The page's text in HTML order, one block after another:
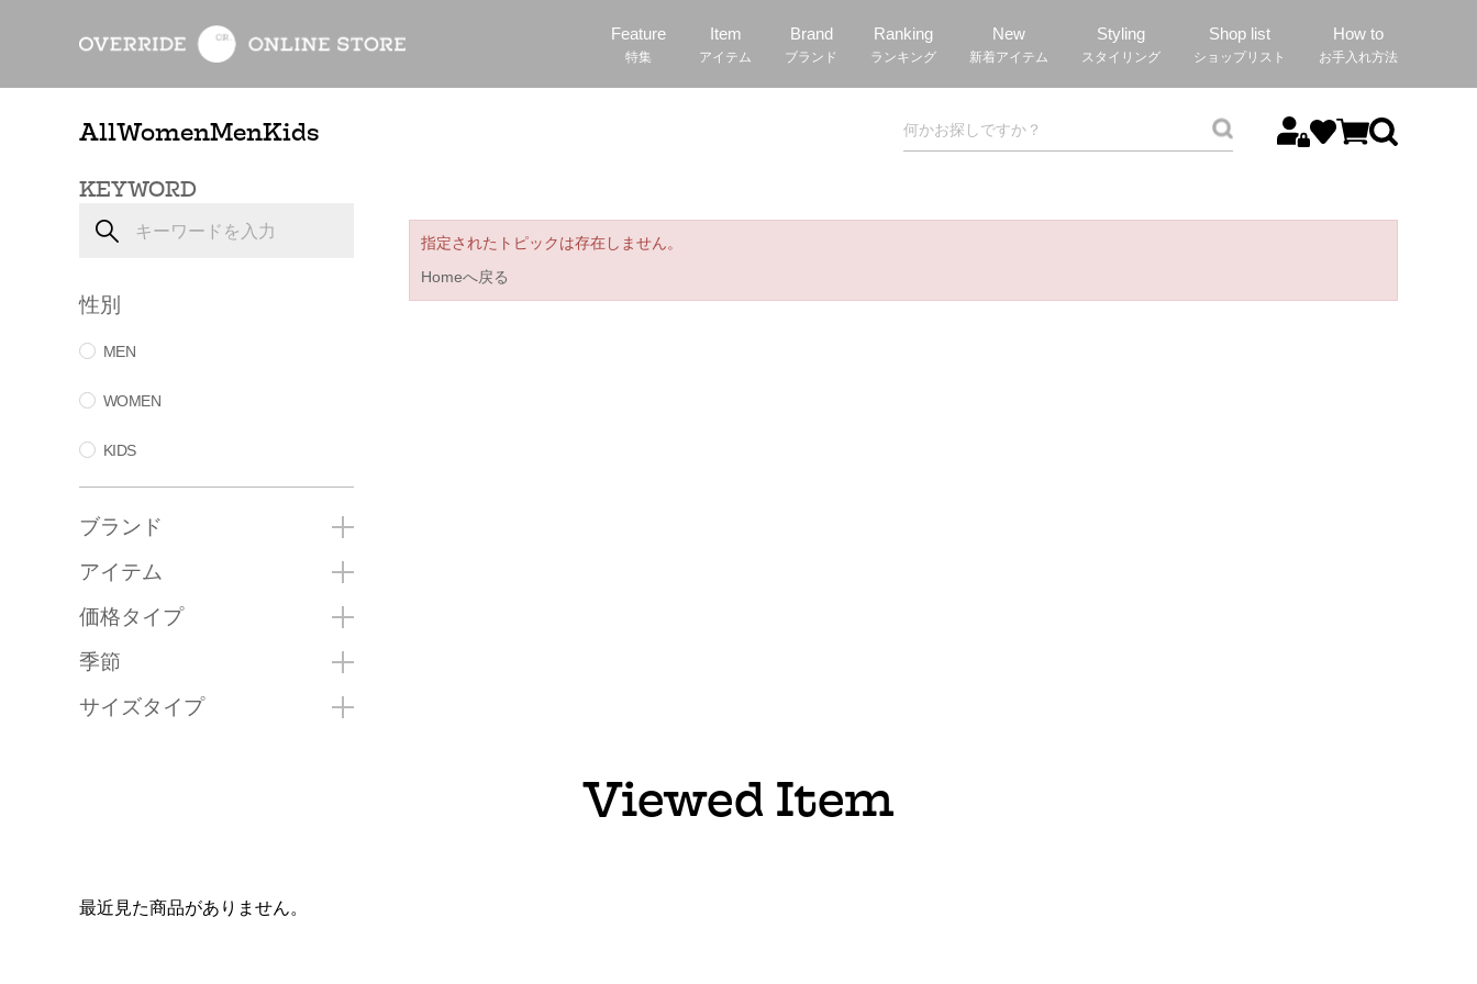
Feature
特集
Item
アイテム
Brand
ブランド
Ranking
ランキング
New
新着アイテム
Styling
スタイリング
Shop list
ショップリスト
How to
お手入れ方法
AllWomenMenKids
KEYWORD
性別
MEN
WOMEN
KIDS
ブランド
アイテム
価格タイプ
季節
サイズタイプ
指定されたトピックは存在しません。
Homeへ戻る
Viewed Item
最近見た商品がありません。